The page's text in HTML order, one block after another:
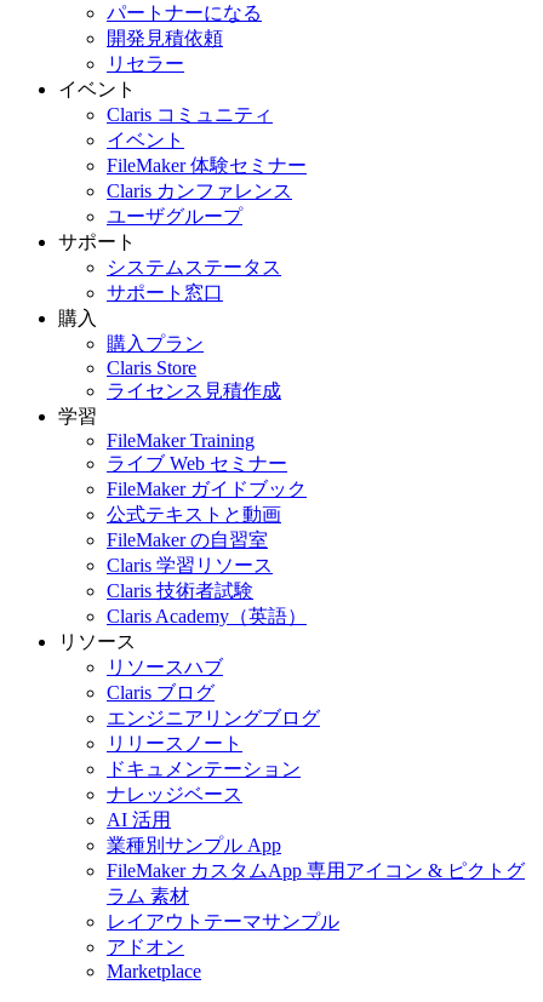
パートナーになる
開発見積依頼
リセラー
イベント
Claris コミュニティ
イベント
FileMaker 体験セミナー
Claris カンファレンス
ユーザグループ
サポート
システムステータス
サポート窓口
購入
購入プラン
Claris Store
ライセンス見積作成
学習
FileMaker Training
ライブ Web セミナー
FileMaker ガイドブック
公式テキストと動画
FileMaker の自習室
Claris 学習リソース
Claris 技術者試験
Claris Academy（英語）
リソース
リソースハブ
Claris ブログ
エンジニアリングブログ
リリースノート
ドキュメンテーション
ナレッジベース
AI 活用
業種別サンプル App
FileMaker カスタムApp 専用アイコン & ピクトグ
ラム 素材
レイアウトテーマサンプル
アドオン
Marketplace